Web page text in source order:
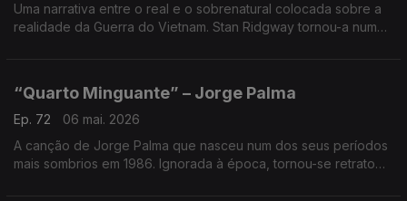
Uma narrativa entre o real e o sobrenatural colocada sobre a
realidade da Guerra do Vietnam. Stan Ridgway tornou-a num
“Quarto Minguante” – Jorge Palma
Ep. 72
06 mai. 2026
A canção de Jorge Palma que nasceu num dos seus períodos
mais sombrios em 1986. Ignorada à época, tornou-se retrato